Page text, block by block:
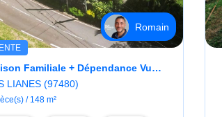
Romain
Maison Familiale + Dépendance Vue Mer
LIANES (97480)
/ 148 m²